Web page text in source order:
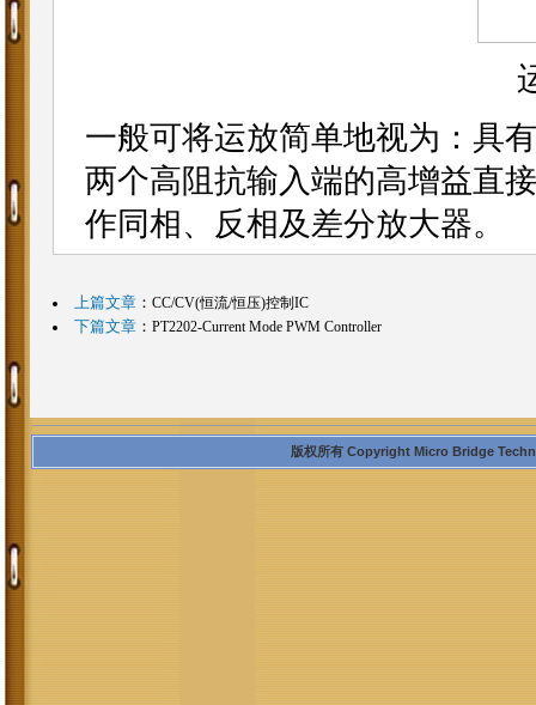
一般可将运放简单地视为：具
两个高阻抗输入端的高增益直
作同相、反相及差分放大器。
上篇文章： CC/CV(恒流/恒压)控制IC
下篇文章： PT2202-Current Mode PWM Controller
版权所有 Copyright Micro Bridge